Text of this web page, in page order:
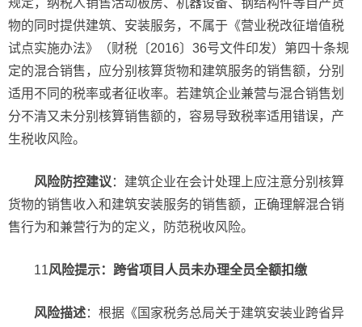
物的同时提供建筑、安装服务，不属于《营业税改征增值税
试点实施办法》（财税〔2016〕36号文件印发）第四十条规
定的混合销售，应分别核算货物和建筑服务的销售额，分别
适用不同的税率或者征收率。若建筑企业兼营与混合销售划
分不清又未分别核算销售额的，容易导致税率适用错误，产
生税收风险。
风险防控建议 ：建筑企业在会计处理上应注意分别核算
货物的销售收入和建筑安装服务的销售额，正确理解混合销
售行为和兼营行为的定义，防范税收风险。
11风险提示：跨省项目人员未办理全员全额扣缴
风险描述：根据《国家税务总局关于建筑安装业跨省异